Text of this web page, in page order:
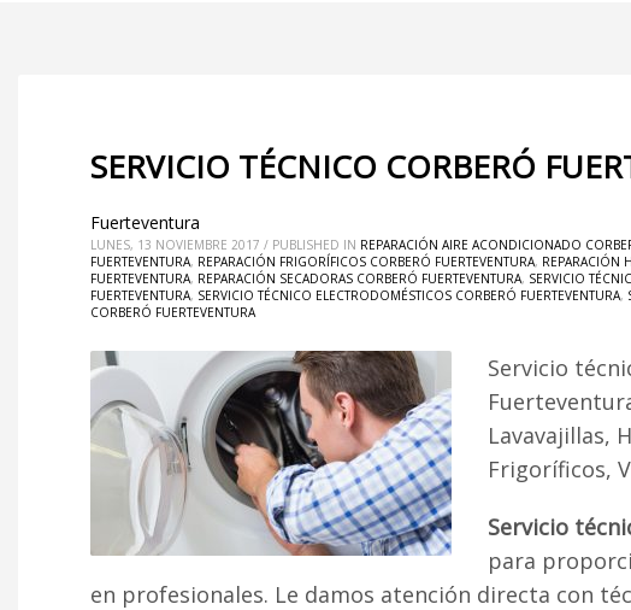
SERVICIO TÉCNICO CORBERÓ
Fuerteventura
LUNES, 13 NOVIEMBRE 2017 / PUBLISHED IN REPARACIÓN AIRE ACONDICIONADO
FUERTEVENTURA, REPARACIÓN FRIGORÍFICOS CORBERÓ FUERTEVENTURA, REPARACIÓN
FUERTEVENTURA, REPARACIÓN SECADORAS CORBERÓ FUERTEVENTURA, SERVICIO
FUERTEVENTURA, SERVICIO TÉCNICO ELECTRODOMÉSTICOS CORBERÓ FUERTEVENTURA,
CORBERÓ FUERTEVENTURA
Servicio
Lavavajillas,
Frigoríficos,
Servicio
para
en profesionales. Le damos atención directa con